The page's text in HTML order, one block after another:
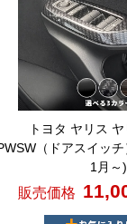
トヨタ ヤリス
（ドアスイッ
1月～)
販売価格